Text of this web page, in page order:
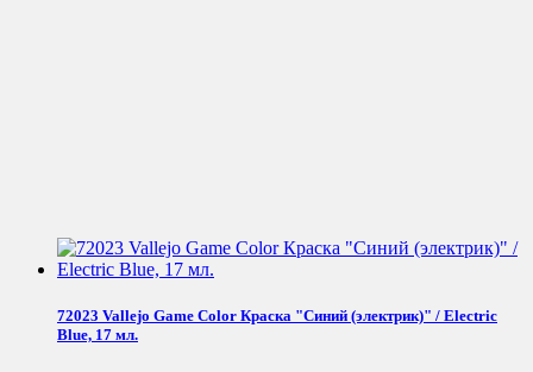
72023 Vallejo Game Color Краска "Синий (электрик)" / Electric
Blue, 17 мл.